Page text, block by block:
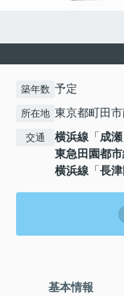
築年数 予定
所在地 東京都町田
交通 横浜線 「成瀬
東急田園都
横浜線 「長津
基本情報